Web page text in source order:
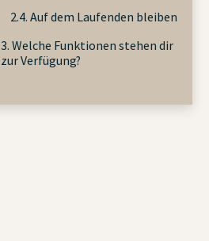
2.4. Auf dem Laufenden bleiben
3. Welche Funktionen stehen dir
zur Verfügung?